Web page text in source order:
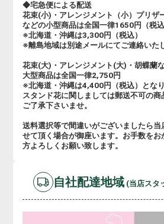
◆宅急便による配送
花束(小)・アレンジメント（小）プリザ
などの小型商品は全国一律1650円（税込
※北海道・沖縄は3,300円（税込）
※離島地域は別途メールにてご連絡いた
花束(大)・アレンジメント(大)・胡蝶蘭
大型商品は全国一律2,750円
※北海道・沖縄は4,400円（税込）となり
スタンド花に関しましては郵送不可の商
ご了承下さいませ。
送料選択等で間違いがございましたら当
せて頂く場合が御座います。お手数を
方よろしくお願い致します。
自社配達地域 (当店スタ